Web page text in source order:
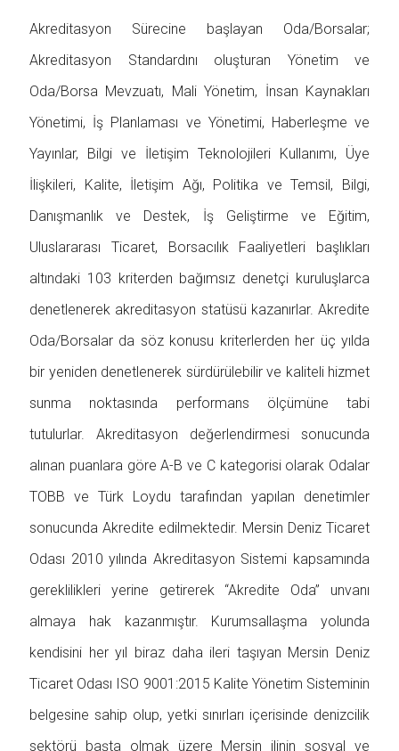
Akreditasyon Sürecine başlayan Oda/Borsalar;
Akreditasyon Standardını oluşturan Yönetim ve
Oda/Borsa Mevzuatı, Mali Yönetim, İnsan Kaynakları
Yönetimi, İş Planlaması ve Yönetimi, Haberleşme ve
Yayınlar, Bilgi ve İletişim Teknolojileri Kullanımı, Üye
İlişkileri, Kalite, İletişim Ağı, Politika ve Temsil, Bilgi,
Danışmanlık ve Destek, İş Geliştirme ve Eğitim,
Uluslararası Ticaret, Borsacılık Faaliyetleri başlıkları
altındaki 103 kriterden bağımsız denetçi kuruluşlarca
denetlenerek akreditasyon statüsü kazanırlar. Akredite
Oda/Borsalar da söz konusu kriterlerden her üç yılda
bir yeniden denetlenerek sürdürülebilir ve kaliteli hizmet
sunma noktasında performans ölçümüne tabi
tutulurlar. Akreditasyon değerlendirmesi sonucunda
alınan puanlara göre A-B ve C kategorisi olarak Odalar
TOBB ve Türk Loydu tarafından yapılan denetimler
sonucunda Akredite edilmektedir. Mersin Deniz Ticaret
Odası 2010 yılında Akreditasyon Sistemi kapsamında
gereklilikleri yerine getirerek “Akredite Oda” unvanı
almaya hak kazanmıştır. Kurumsallaşma yolunda
kendisini her yıl biraz daha ileri taşıyan Mersin Deniz
Ticaret Odası ISO 9001:2015 Kalite Yönetim Sisteminin
belgesine sahip olup, yetki sınırları içerisinde denizcilik
sektörü başta olmak üzere Mersin ilinin sosyal ve